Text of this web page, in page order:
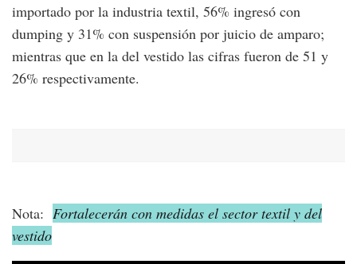
importado por la industria textil, 56% ingresó con
dumping y 31% con suspensión por juicio de amparo;
mientras que en la del vestido las cifras fueron de 51 y
26% respectivamente.
Nota: Fortalecerán con medidas el sector textil y del
vestido